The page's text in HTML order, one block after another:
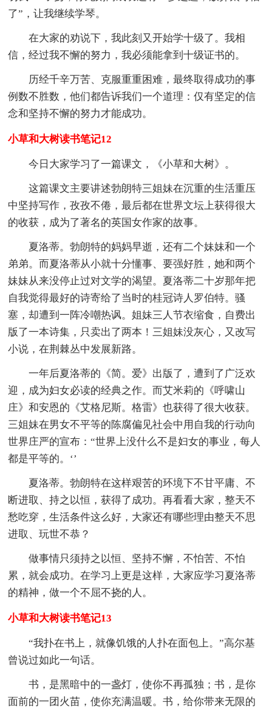
了”，让我继续学琴。
在大家的劝说下，我此刻又开始学十级了。我相
信，经过我不懈的努力，我必须能拿到十级证书的。
历经千辛万苦、克服重重困难，最终取得成功的事
例数不胜数，他们都告诉我们一个道理：仅有坚定的信
念和坚持不懈的努力才能成功。
小草和大树读书笔记12
今日大家学习了一篇课文，《小草和大树》。
这篇课文主要讲述勃朗特三姐妹在沉重的生活重压
中坚持写作，孜孜不倦，最后都在世界文坛上获得很大
的收获，成为了著名的英国女作家的故事。
夏洛蒂。勃朗特的妈妈早逝，还有二个妹妹和一个
弟弟。而夏洛蒂从小就十分懂事、要强好胜，她和两个
妹妹从来没停止过对文学的渴望。夏洛蒂二十岁那年把
自我觉得最好的诗寄给了当时的桂冠诗人罗伯特。骚
塞，却遭到一阵冷嘲热讽。姐妹三人节衣缩食，自费出
版了一本诗集，只卖出了两本！三姐妹没灰心，又改写
小说，在荆棘丛中发展新路。
一年后夏洛蒂的《简。爱》出版了，遭到了广泛欢
迎，成为妇女必读的经典之作。而艾米莉的《呼啸山
庄》和安恩的《艾格尼斯。格雷》也获得了很大收获。
三姐妹在男女不平等的陈腐偏见社会中用自我的行动向
世界庄严的宣布：“世界上没什么不是妇女的事业，每人
都是平等的。‘’
夏洛蒂。勃朗特在这样艰苦的环境下不甘平庸、不
断进取、持之以恒，获得了成功。再看看大家，整天不
愁吃穿，生活条件这么好，大家还有哪些理由整天不思
进取、玩世不恭？
做事情只须持之以恒、坚持不懈，不怕苦、不怕
累，就会成功。在学习上更是这样，大家应学习夏洛蒂
的精神，做一个不屈不挠的人。
小草和大树读书笔记13
“我扑在书上，就像饥饿的人扑在面包上。”高尔基
曾说过如此一句话。
书，是黑暗中的一盏灯，使你不再孤独；书，是你
面前的一团火苗，使你充满温暖。书，给你带来无限的